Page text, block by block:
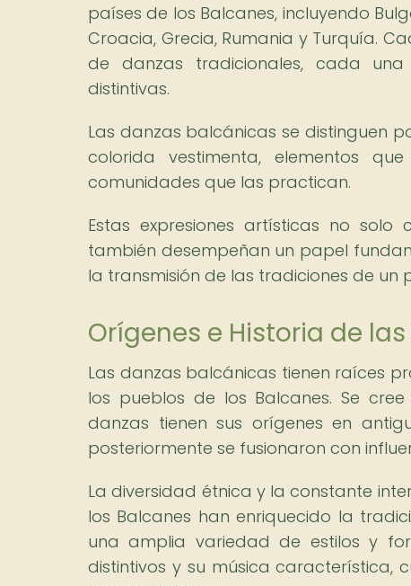
países de los Balcanes, incluyendo
Croacia, Grecia, Rumania y Turquía.
de danzas tradicionales, cada
distintivas.
Las danzas balcánicas se distinguen
colorida vestimenta, elementos
comunidades que las practican.
Estas expresiones artísticas no
también desempeñan un papel
la transmisión de las tradiciones de un
Orígenes e Historia de
Las danzas balcánicas tienen raíces
los pueblos de los Balcanes. Se
danzas tienen sus orígenes en
posteriormente se fusionaron con
La diversidad étnica y la constante
los Balcanes han enriquecido la
una amplia variedad de estilos y
distintivos y su música característica,